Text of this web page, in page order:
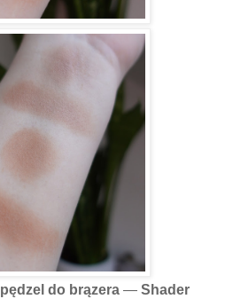
pędzel do brązera — Shader